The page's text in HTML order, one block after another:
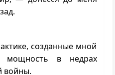
созданные мной
мощность в недрах
войны.